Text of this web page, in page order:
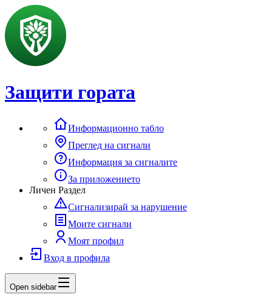
Защити гората
Информационно табло
Преглед на сигнали
Информация за сигналите
За приложението
Личен Раздел
Сигнализирай за нарушение
Моите сигнали
Моят профил
Вход в профила
Open sidebar